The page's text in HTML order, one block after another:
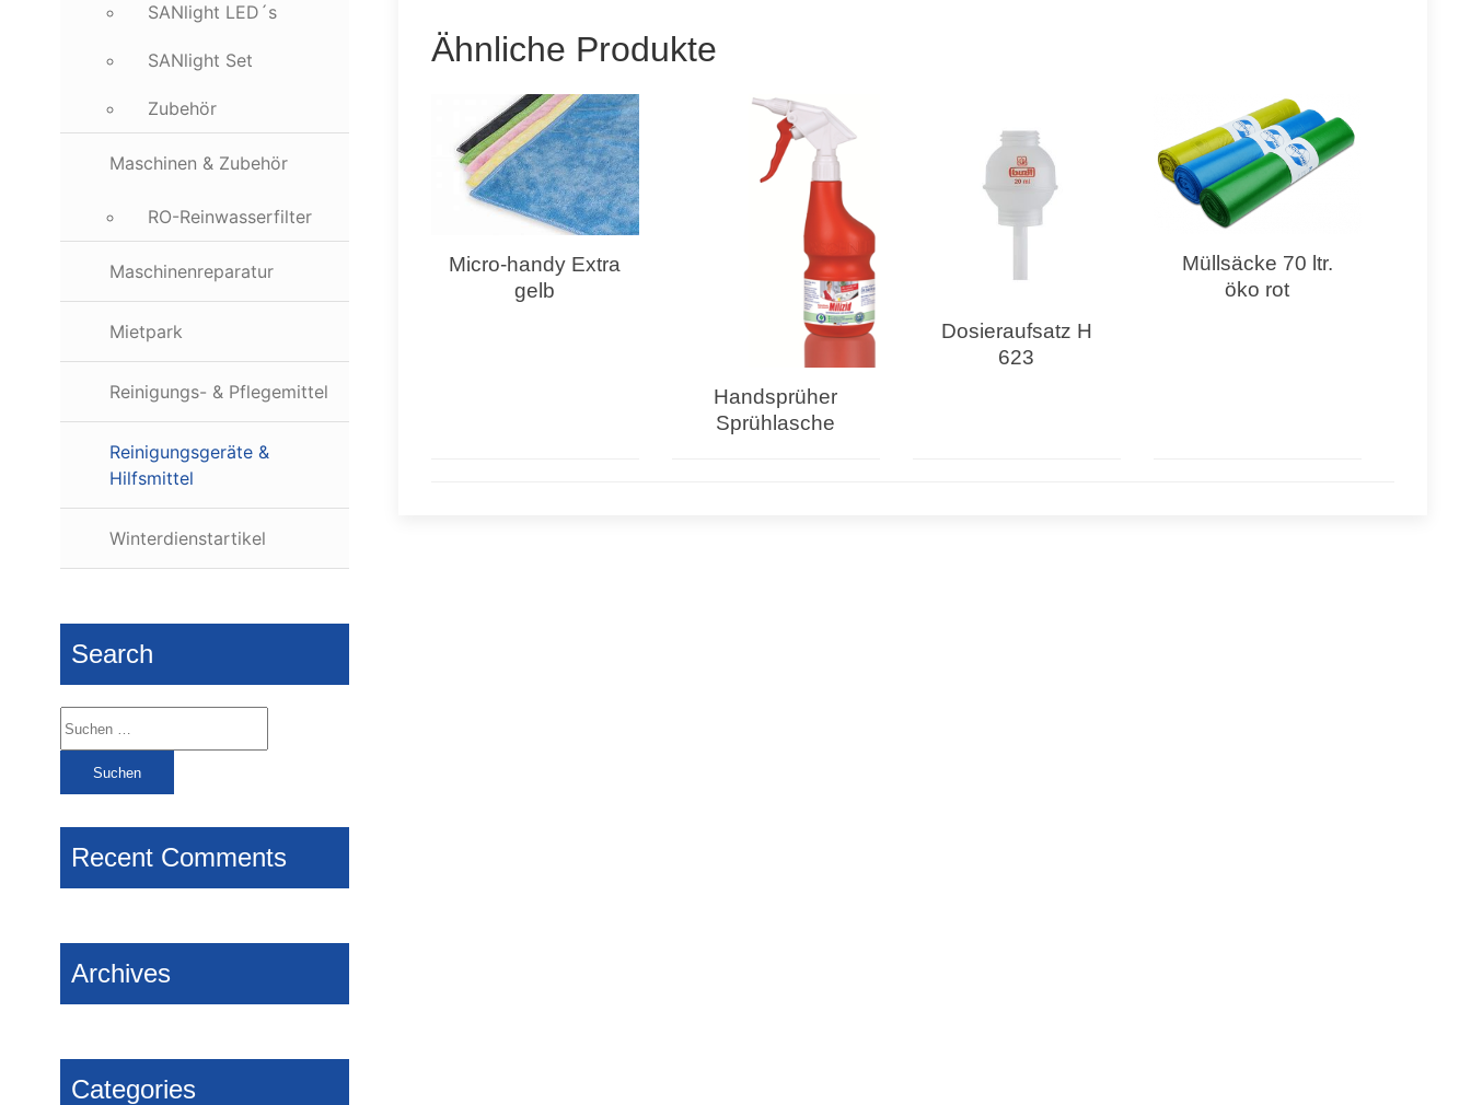
SANlight LED´s
SANlight Set
Zubehör
Maschinen & Zubehör
RO-Reinwasserfilter
Maschinenreparatur
Mietpark
Reinigungs- & Pflegemittel
Reinigungsgeräte &
Hilfsmittel
Winterdienstartikel
Search
Suchen
nach:
Recent Comments
Archives
Categories
Ähnliche Produkte
Micro-handy Extra
gelb
Handsprüher
Sprühlasche
Dosieraufsatz H
623
Müllsäcke 70 ltr.
öko rot